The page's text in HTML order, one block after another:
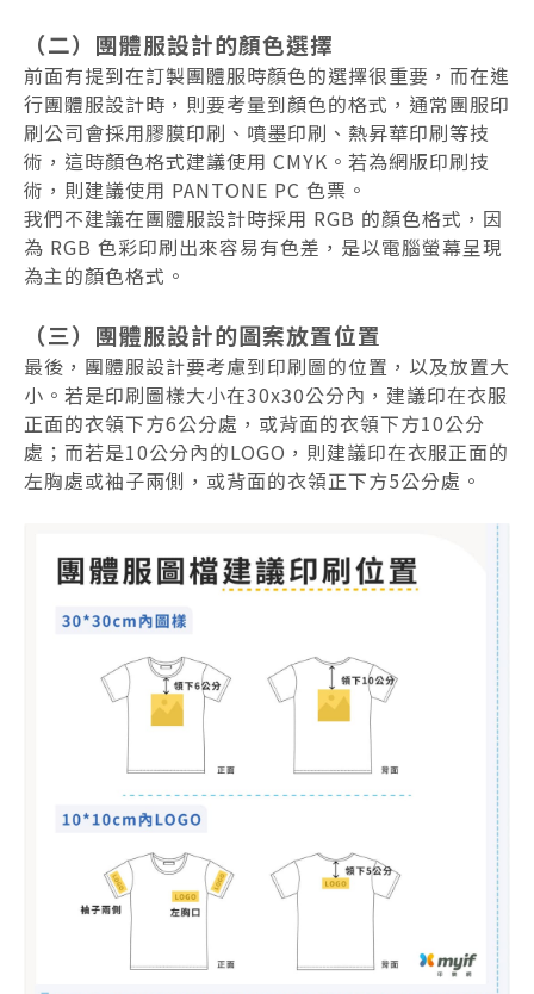
（二）團體服設計的顏色選擇
前面有提到在訂製團體服時顏色的選擇很重要，而在進
行團體服設計時，則要考量到顏色的格式，通常團服印
刷公司會採用膠膜印刷、噴墨印刷、熱昇華印刷等技
術，這時顏色格式建議使用 CMYK。若為網版印刷技
術，則建議使用 PANTONE PC 色票。
我們不建議在團體服設計時採用 RGB 的顏色格式，因
為 RGB 色彩印刷出來容易有色差，是以電腦螢幕呈現
為主的顏色格式。
（三）團體服設計的圖案放置位置
最後，團體服設計要考慮到印刷圖的位置，以及放置大
小。若是印刷圖樣大小在30x30公分內，建議印在衣服
正面的衣領下方6公分處，或背面的衣領下方10公分
處；而若是10公分內的LOGO，則建議印在衣服正面的
左胸處或袖子兩側，或背面的衣領正下方5公分處。